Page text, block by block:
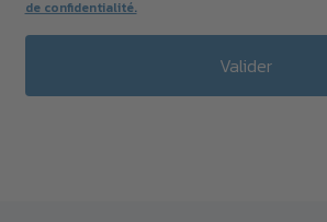
de confidentialité.
Valider